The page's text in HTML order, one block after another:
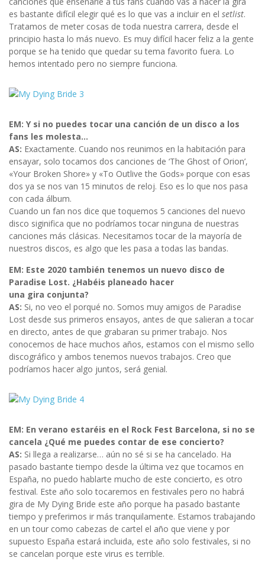
es bastante difícil elegir qué es lo que vas a incluir en el setlist.
Tratamos de meter cosas de toda nuestra carrera, desde el
principio hasta lo más nuevo. Es muy difícil hacer feliz a la gente
porque se ha tenido que quedar su tema favorito fuera. Lo
hemos intentado pero no siempre funciona.
EM: Y si no puedes tocar una canción de un disco a los
fans les molesta…
AS: Exactamente. Cuando nos reunimos en la habitación para
ensayar, solo tocamos dos canciones de ‘The Ghost of Orion’,
«Your Broken Shore» y «To Outlive the Gods» porque con esas
dos ya se nos van 15 minutos de reloj. Eso es lo que nos pasa
con cada álbum.
Cuando un fan nos dice que toquemos 5 canciones del nuevo
disco siginifica que no podríamos tocar ninguna de nuestras
canciones más clásicas. Necesitamos tocar de la mayoría de
nuestros discos, es algo que les pasa a todas las bandas.
EM: Este 2020 también tenemos un nuevo disco de
Paradise Lost. ¿Habéis planeado hacer
una gira conjunta?
AS: Si, no veo el porqué no. Somos muy amigos de Paradise
Lost desde sus primeros ensayos, antes de que salieran a tocar
en directo, antes de que grabaran su primer trabajo. Nos
conocemos de hace muchos años, estamos con el mismo sello
discográfico y ambos tenemos nuevos trabajos. Creo que
podríamos hacer algo juntos, será genial.
EM: En verano estaréis en el Rock Fest Barcelona, si no se
cancela ¿Qué me puedes contar de ese concierto?
AS: Si llega a realizarse… aún no sé si se ha cancelado. Ha
pasado bastante tiempo desde la última vez que tocamos en
España, no puedo hablarte mucho de este concierto, es otro
festival. Este año solo tocaremos en festivales pero no habrá
gira de My Dying Bride este año porque ha pasado bastante
tiempo y preferimos ir más tranquilamente. Estamos trabajando
en un tour como cabezas de cartel el año que viene y por
supuesto España estará incluida, este año solo festivales, si no
se cancelan porque este virus es terrible.